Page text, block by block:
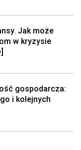
Jak może
w kryzysie
gospodarcza:
i kolejnych